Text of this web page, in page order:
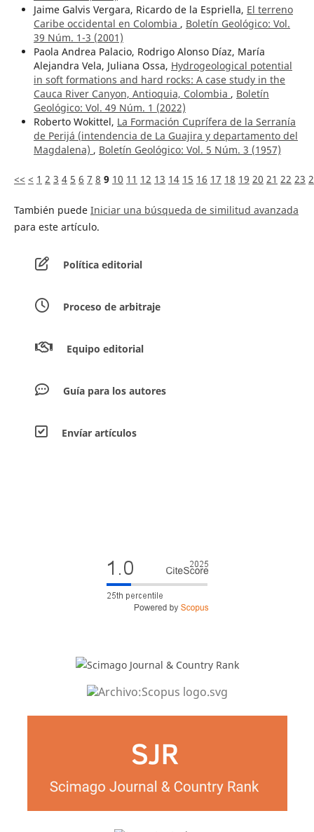
Jaime Galvis Vergara, Ricardo de la Espriella, El terreno
Caribe occidental en Colombia , Boletín Geológico: Vol.
39 Núm. 1-3 (2001)
Paola Andrea Palacio, Rodrigo Alonso Díaz, María
Alejandra Vela, Juliana Ossa, Hydrogeological potential
in soft formations and hard rocks: A case study in the
Cauca River Canyon, Antioquia, Colombia , Boletín
Geológico: Vol. 49 Núm. 1 (2022)
Roberto Wokittel, La Formación Cuprífera de la Serranía
de Perijá (intendencia de La Guajira y departamento del
Magdalena) , Boletín Geológico: Vol. 5 Núm. 3 (1957)
<< < 1 2 3 4 5 6 7 8 9 10 11 12 13 14 15 16 17 18 19 20 21 22 23
También puede Iniciar una búsqueda de similitud avanzada
para este artículo.
Política editorial
Proceso de arbitraje
Equipo editorial
Guía para los autores
Envíar artículos